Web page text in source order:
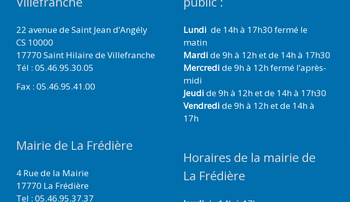
22 avenue de Saint Jean d’Angély
CS 10000
17770 Saint Hilaire de Villefranche
Tél : 05.46.95.30.05
Fax : 05.46.95.41.00
Mairie de La Frédière
4 Rue de la Mairie
17770 La Frédière
Tel : 05.46.95.37.37
Lundi de 14h à 17h30 fermé le
matin
Mardi de 9h à 12h et de 14h à 17h30
Mercredi de 9h à 12h fermé l’après-
midi
Jeudi de 9h à 12h et de 14h à 17h30
Vendredi de 9h à 12h et de 14h à
17h
Horaires de la mairie de
La Frédière